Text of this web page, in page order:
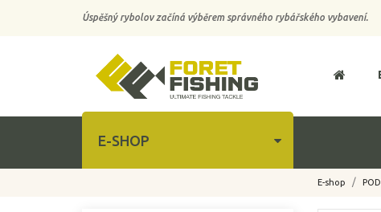
Úspěšný rybolov začíná výběrem správného rybářského vybavení.
E-SHOP
E-shop